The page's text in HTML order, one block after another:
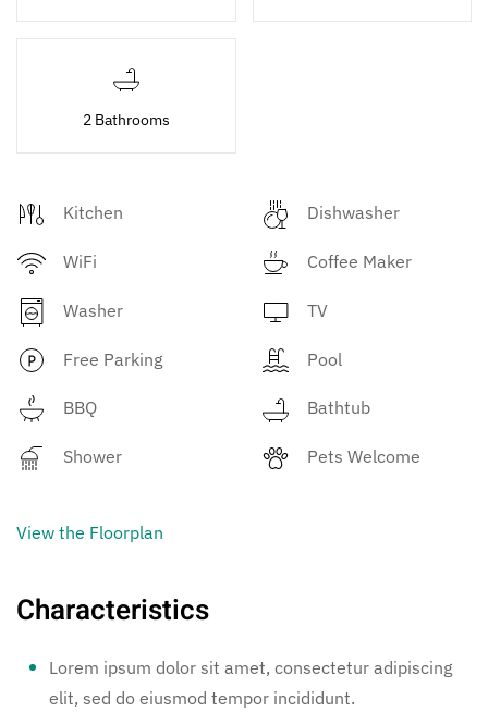
2 Bathrooms
Kitchen Dishwasher
WiFi Coffee Maker
Washer TV
Free Parking Pool
BBQ Bathtub
Shower Pets Welcome
View the Floorplan
Characteristics
Lorem ipsum dolor sit amet, consectetur adipiscing
elit, sed do eiusmod tempor incididunt.